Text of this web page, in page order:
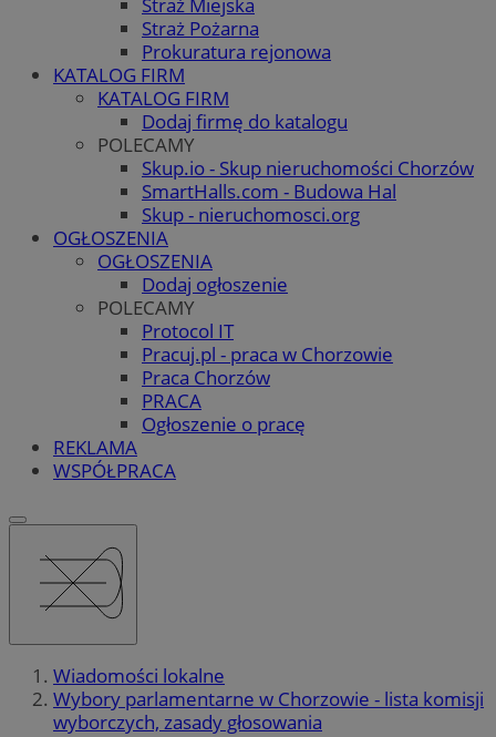
Straż Pożarna
Prokuratura rejonowa
KATALOG FIRM
KATALOG FIRM
Dodaj firmę do katalogu
POLECAMY
Skup.io - Skup nieruchomości Chorzów
SmartHalls.com - Budowa Hal
Skup - nieruchomosci.org
OGŁOSZENIA
OGŁOSZENIA
Dodaj ogłoszenie
POLECAMY
Protocol IT
Pracuj.pl - praca w Chorzowie
Praca Chorzów
PRACA
Ogłoszenie o pracę
REKLAMA
WSPÓŁPRACA
Wiadomości lokalne
Wybory parlamentarne w Chorzowie - lista komisji
wyborczych, zasady głosowania